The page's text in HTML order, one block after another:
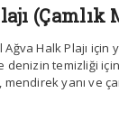
(Çamlık
Ağva Halk Plajı için
temizliği
mendirek yanı ve